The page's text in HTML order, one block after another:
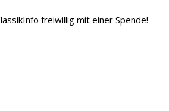
freiwillig mit einer Spende!